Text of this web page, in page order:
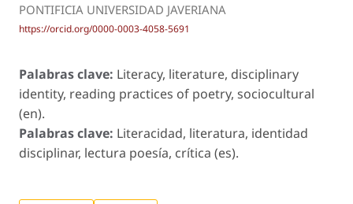
PONTIFICIA UNIVERSIDAD JAVERIANA
https://orcid.org/0000-0003-4058-5691
Palabras clave: Literacy, literature, disciplinary
identity, reading practices of poetry, sociocultural
(en).
Palabras clave: Literacidad, literatura, identidad
disciplinar, lectura poesía, crítica (es).